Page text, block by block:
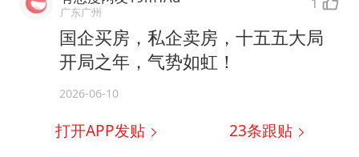
广东广州
国企买房，私企卖房，十五五大局
开局之年，气势如虹！
2026-06-10
打开APP发贴 23条跟贴